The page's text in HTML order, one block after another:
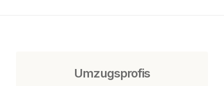
Umzugsprofis